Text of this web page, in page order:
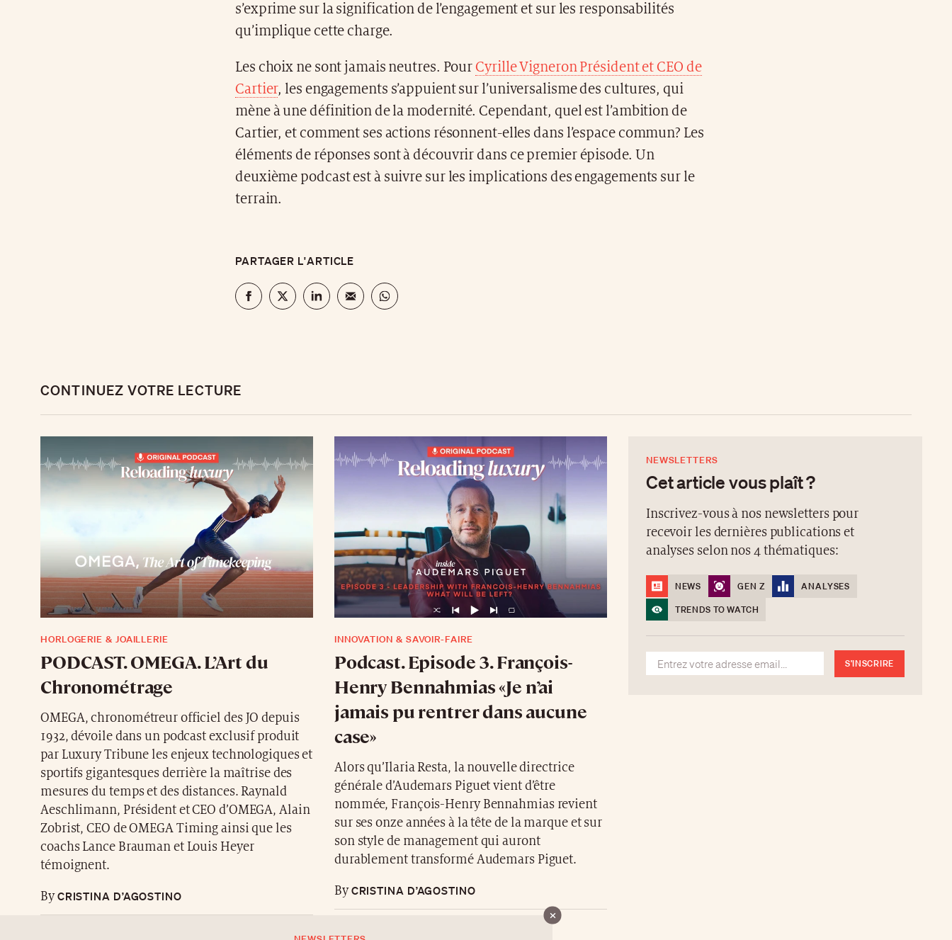
s’exprime sur la signification de l’engagement et sur les responsabilités
qu’implique cette charge.
Les choix ne sont jamais neutres. PourCyrille Vigneron Président et CEO de
Cartier, les engagements s’appuient sur l’universalisme des cultures, qui
mène à une définition de la modernité. Cependant, quel est l’ambition de
Cartier, et comment ses actions résonnent-elles dans l’espace commun? Les
éléments de réponses sont à découvrir dans ce premier épisode. Un
deuxième podcast est à suivre sur les implications des engagements sur le
terrain.
PARTAGER L'ARTICLE
CONTINUEZ VOTRE LECTURE
HORLOGERIE & JOAILLERIE
PODCAST. OMEGA. L’Art du
Chronométrage
OMEGA, chronométreur officiel des JO depuis
1932, dévoile dans un podcast exclusif produit
par Luxury Tribune les enjeux technologiques et
sportifs gigantesques derrière la maîtrise des
mesures du temps et des distances. Raynald
Aeschlimann, Président et CEO d’OMEGA, Alain
Zobrist, CEO de OMEGA Timing ainsi que les
coachs Lance Brauman et Louis Heyer
témoignent.
ByCRISTINA D’AGOSTINO
INNOVATION & SAVOIR-FAIRE
Podcast. Episode 3. François-
Henry Bennahmias «Je n’ai
jamais pu rentrer dans aucune
case»
Alors qu’Ilaria Resta, la nouvelle directrice
générale d’Audemars Piguet vient d’être
nommée, François-Henry Bennahmias revient
sur ses onze années à la tête de la marque et sur
son style de management qui auront
durablement transformé Audemars Piguet.
ByCRISTINA D’AGOSTINO
NEWSLETTERS
Cet article vous plaît ?
Inscrivez-vous à nos newsletters pour
recevoir les dernières publications et
analyses selon nos 4 thématiques:
NEWS GEN Z
ANALYSES
TRENDS TO WATCH
S'INSCRIRE